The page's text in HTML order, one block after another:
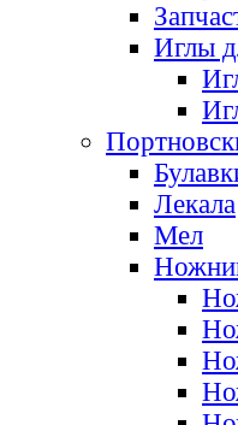
Иглы
Лекала
Мел